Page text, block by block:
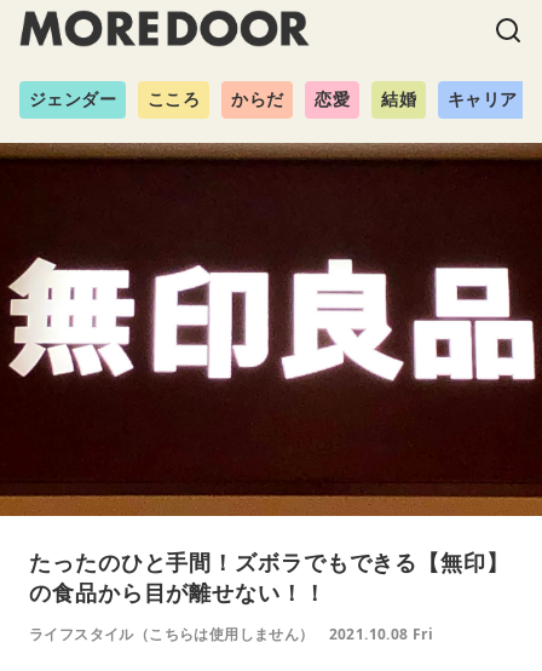
ジェンダー こころ からだ 恋愛 結婚 キャリア
たったのひと手間！ズボラでもできる【無印】
の食品から目が離せない！！
ライフスタイル（こちらは使用しません） 2021.10.08 Fri